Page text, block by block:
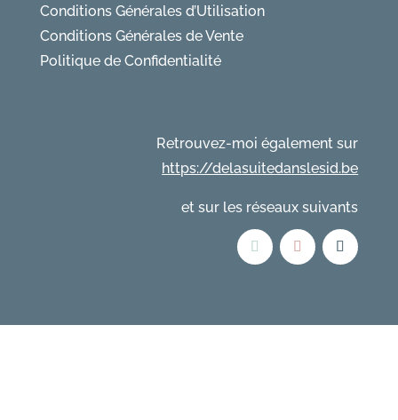
Conditions Générales d’Utilisation
Conditions Générales de Vente
Politique de Confidentialité
Retrouvez-moi également sur
https://delasuitedanslesid.be
et sur les réseaux suivants